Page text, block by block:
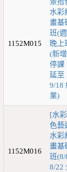
1152M015
景拾
水彩
畫基
班(
晚上
(新
停課
延至
9/18
業)
1152M016
[水
色藝
水彩
畫基
班(8/
8/22